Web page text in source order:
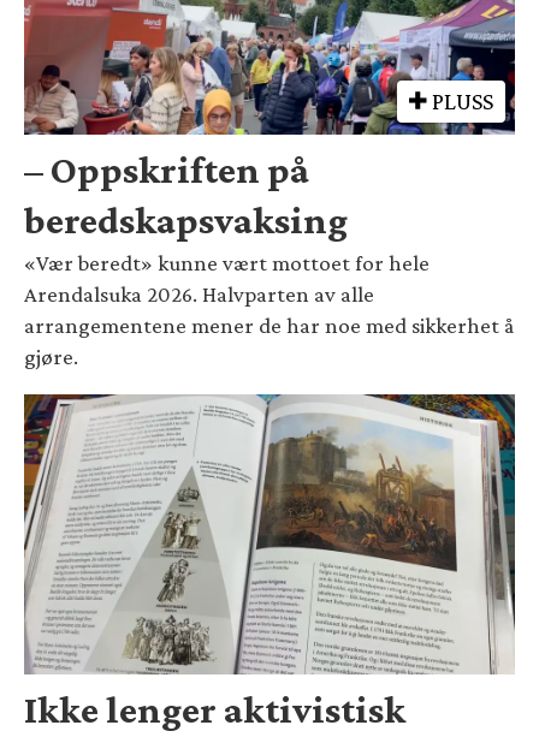
PLUSS
– Oppskriften på
beredskapsvaksing
«Vær beredt» kunne vært mottoet for hele
Arendalsuka 2026. Halvparten av alle
arrangementene mener de har noe med sikkerhet å
gjøre.
Ikke lenger aktivistisk